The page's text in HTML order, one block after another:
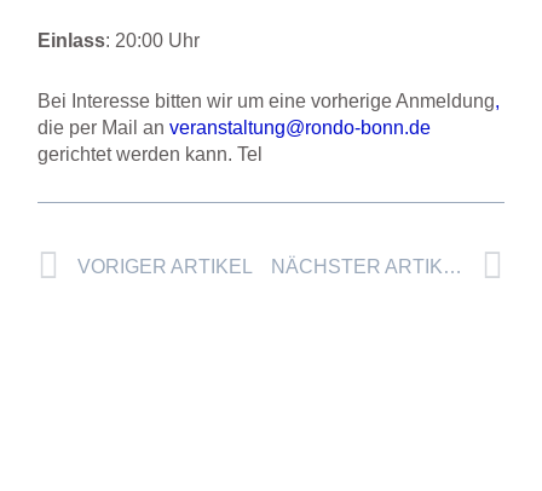
Einlass: 20:00 Uhr
Bei Interesse bitten wir um eine vorherige Anmeldung,
die per Mail anveranstaltung@rondo-bonn.de
gerichtet werden kann. Tel
Prev
VORIGER ARTIKEL NÄCHSTER ARTIKEL